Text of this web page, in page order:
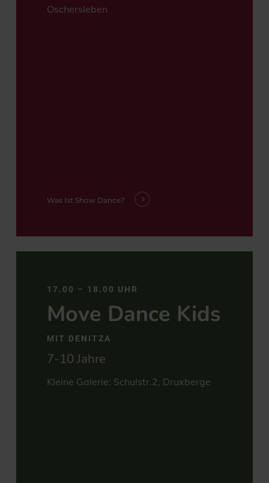
Oschersleben
Was Ist Show Dance?
17.00 – 18.00 UHR
Move Dance Kids
MIT DENITZA
7-10 Jahre
Kleine Galerie: Schulstr.2, Druxberge